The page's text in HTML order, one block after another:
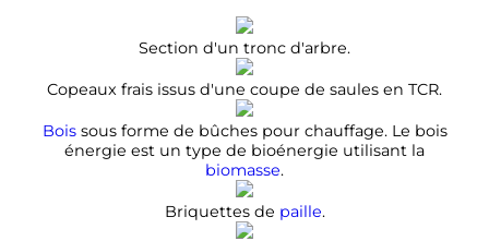
Section d'un tronc d'arbre.
Copeaux frais issus d'une coupe de saules en TCR.
Boissous forme de bûches pour chauffage. Le bois
énergie est un type de bioénergie utilisant la
biomasse.
Briquettes de paille.